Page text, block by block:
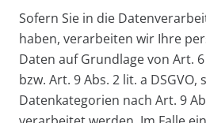
Sofern Sie in die
haben, verarbeiten wir Ihre
Daten auf Grundlage von Art. 6
bzw. Art. 9 Abs. 2 lit. a
Datenkategorien nach Art. 9